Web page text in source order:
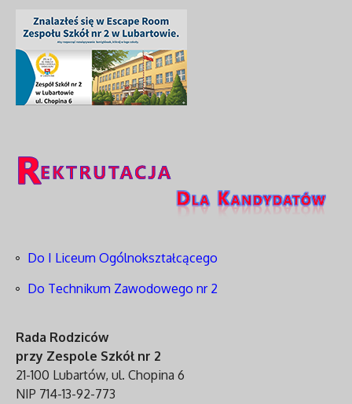
Do I Liceum Ogólnokształcącego
Do Technikum Zawodowego nr 2
Rada Rodziców
przy Zespole Szkół nr 2
21-100 Lubartów, ul. Chopina 6
NIP 714-13-92-773